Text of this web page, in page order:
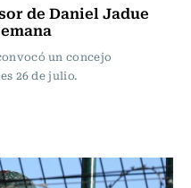
de Daniel Jadue
un concejo
26 de julio.